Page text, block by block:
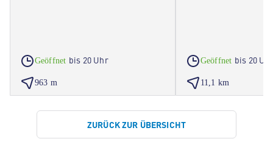
Geöffnet bis 20 Uhr
963 m
Geöffnet bis 20
11,1 km
ZURÜCK ZUR ÜBERSICHT